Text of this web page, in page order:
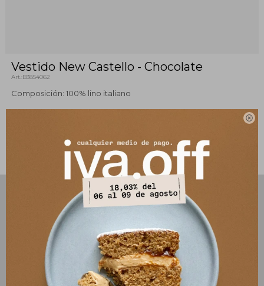

Vestido New Castello - Chocolate
B3854062
Composición: 100% lino italiano
PRODUCTOS QUE TE PUEDEN INTERESAR